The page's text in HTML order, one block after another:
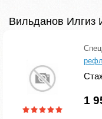
Вильданов Илгиз
1